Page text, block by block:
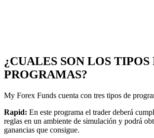
¿CUALES SON LOS TIPOS
PROGRAMAS?
My Forex Funds cuenta con tres tipos de
Rapid: En este programa el trader deberá
reglas en un ambiente de simulación y podrá
ganancias que consigue.